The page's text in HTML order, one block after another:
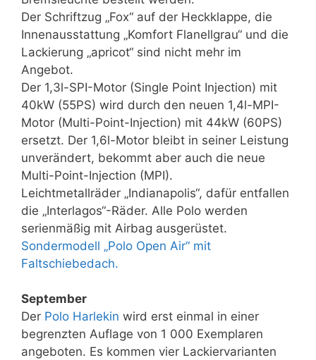
Der Schriftzug „Fox“ auf der Heckklappe, die
Innenausstattung „Komfort Flanellgrau“ und die
Lackierung „apricot“ sind nicht mehr im
Angebot.
Der 1,3l-SPI-Motor (Single Point Injection) mit
40kW (55PS) wird durch den neuen 1,4l-MPI-
Motor (Multi-Point-Injection) mit 44kW (60PS)
ersetzt. Der 1,6l-Motor bleibt in seiner Leistung
unverändert, bekommt aber auch die neue
Multi-Point-Injection (MPI).
Leichtmetallräder „Indianapolis“, dafür entfallen
die „Interlagos“-Räder. Alle Polo werden
serienmäßig mit Airbag ausgerüstet.
Sondermodell „Polo Open Air“ mit
Faltschiebedach.
September
Der Polo Harlekin wird erst einmal in einer
begrenzten Auflage von 1 000 Exemplaren
angeboten. Es kommen vier Lackiervarianten